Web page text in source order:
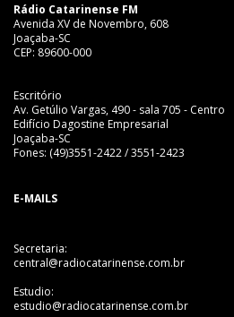
Rádio Catarinense FM
Avenida XV de Novembro, 608
Joaçaba-SC
CEP: 89600-000
Escritório
Av. Getúlio Vargas, 490 - sala 705 - Centro
Edifício Dagostine Empresarial
Joaçaba-SC
Fones: (49)3551-2422 / 3551-2423
E-MAILS
Secretaria:
central@radiocatarinense.com.br
Estudio:
estudio@radiocatarinense.com.br